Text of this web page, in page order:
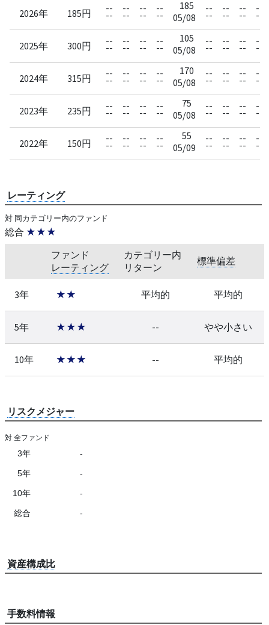
2026年 185円 --
--
--
--
--
--
--
--
185
05/08
--
--
--
--
--
--
--
--
2025年 300円 --
--
--
--
--
--
--
--
105
05/08
--
--
--
--
--
--
--
--
2024年 315円 --
--
--
--
--
--
--
--
170
05/08
--
--
--
--
--
--
--
--
2023年 235円 --
--
--
--
--
--
--
--
75
05/08
--
--
--
--
--
--
--
--
2022年 150円 --
--
--
--
--
--
--
--
55
05/09
--
--
--
--
--
--
--
--
レーティング
対 同カテゴリー内のファンド
総合 ★★★
ファンド
レーティング
カテゴリー内
リターン
標準偏差
3年 ★★ 平均的 平均的
5年 ★★★ -- やや小さい
10年 ★★★ -- 平均的
リスクメジャー
対 全ファンド
3年 -
5年 -
10年 -
総合 -
資産構成比
手数料情報